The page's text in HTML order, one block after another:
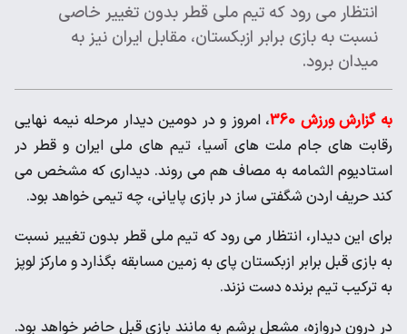
انتظار می رود که تیم ملی قطر بدون تغییر خاصی
نسبت به بازی برابر ازبکستان، مقابل ایران نیز به
میدان برود.
به گزارش ورزش 360
، امروز و در دومین دیدار مرحله نیمه نهایی
رقابت های جام ملت های آسیا، تیم های ملی ایران و قطر در
استادیوم الثمامه به مصاف هم می روند. دیداری که مشخص می
کند حریف اردن شگفتی ساز در بازی پایانی، چه تیمی خواهد بود.
برای این دیدار، انتظار می رود که تیم ملی قطر بدون تغییر نسبت
به بازی قبل برابر ازبکستان پای به زمین مسابقه بگذارد و مارکز لوپز
به ترکیب تیم برنده دست نزند.
در درون دروازه، مشعل برشم به مانند بازی قبل حاضر خواهد بود.